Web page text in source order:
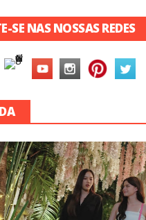
SE NAS NOSSAS REDES